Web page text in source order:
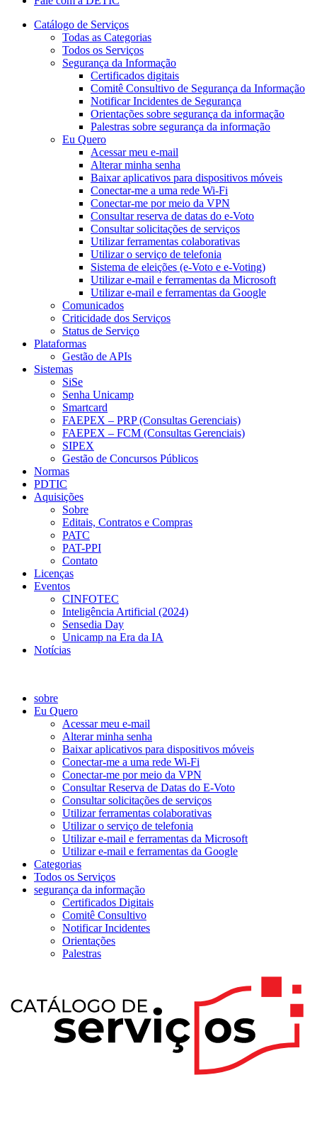
Catálogo de Serviços
Todas as Categorias
Todos os Serviços
Segurança da Informação
Certificados digitais
Comitê Consultivo de Segurança da Informação
Notificar Incidentes de Segurança
Orientações sobre segurança da informação
Palestras sobre segurança da informação
Eu Quero
Acessar meu e-mail
Alterar minha senha
Baixar aplicativos para dispositivos móveis
Conectar-me a uma rede Wi-Fi
Conectar-me por meio da VPN
Consultar reserva de datas do e-Voto
Consultar solicitações de serviços
Utilizar ferramentas colaborativas
Utilizar o serviço de telefonia
Sistema de eleições (e-Voto e e-Voting)
Utilizar e-mail e ferramentas da Microsoft
Utilizar e-mail e ferramentas da Google
Comunicados
Criticidade dos Serviços
Status de Serviço
Plataformas
Gestão de APIs
Sistemas
SiSe
Senha Unicamp
Smartcard
FAEPEX – PRP (Consultas Gerenciais)
FAEPEX – FCM (Consultas Gerenciais)
SIPEX
Gestão de Concursos Públicos
Normas
PDTIC
Aquisições
Sobre
Editais, Contratos e Compras
PATC
PAT-PPI
Contato
Licenças
Eventos
CINFOTEC
Inteligência Artificial (2024)
Sensedia Day
Unicamp na Era da IA
Notícias
sobre
Eu Quero
Acessar meu e-mail
Alterar minha senha
Baixar aplicativos para dispositivos móveis
Conectar-me a uma rede Wi-Fi
Conectar-me por meio da VPN
Consultar Reserva de Datas do E-Voto
Consultar solicitações de serviços
Utilizar ferramentas colaborativas
Utilizar o serviço de telefonia
Utilizar e-mail e ferramentas da Microsoft
Utilizar e-mail e ferramentas da Google
Categorias
Todos os Serviços
segurança da informação
Certificados Digitais
Comitê Consultivo
Notificar Incidentes
Orientações
Palestras